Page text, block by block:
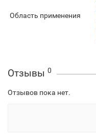
Область применения
Отзывы 0
Отзывов пока нет.